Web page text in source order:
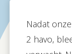
Nadat
2 havo,